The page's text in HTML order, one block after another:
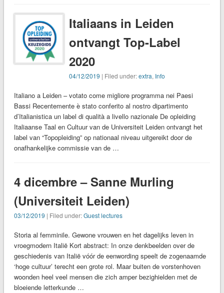
Italiaans in Leiden
ontvangt Top-Label
2020
04/12/2019 | Filed under:extra, Info
Italiano a Leiden – votato come migliore programma nei Paesi
Bassi Recentemente è stato conferito al nostro dipartimento
d’Italianistica un label di qualità a livello nazionale De opleiding
Italiaanse Taal en Cultuur van de Universiteit Leiden ontvangt het
label van “Topopleiding” op nationaal niveau uitgereikt door de
onafhankelijke commissie van de …
4 dicembre – Sanne Murling
(Universiteit Leiden)
03/12/2019 | Filed under:Guest lectures
Storia al femminile. Gewone vrouwen en het dagelijks leven in
vroegmodern Italië Kort abstract: In onze denkbeelden over de
geschiedenis van Italië vóór de eenwording speelt de zogenaamde
‘hoge cultuur’ terecht een grote rol. Maar buiten de vorstenhoven
woonden heel veel mensen die zich amper bezighielden met de
bloeiende letterkunde …